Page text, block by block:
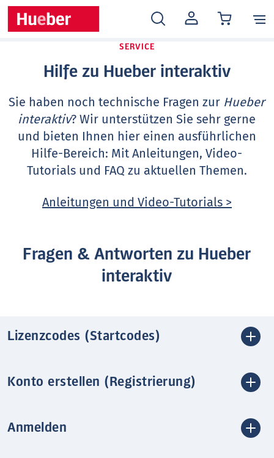
MEIN
KONTO
SERVICE
Hilfe zu Hueber interaktiv
Sie haben noch technische Fragen zur Hueber
interaktiv? Wir unterstützen Sie sehr gerne
und bieten Ihnen hier einen ausführlichen
Hilfe-Bereich: Mit Anleitungen, Video-
Tutorials und FAQ zu aktuellen Themen.
Anleitungen und Video-Tutorials >
Fragen & Antworten zu Hueber
interaktiv
Lizenzcodes (Startcodes)
Konto erstellen (Registrierung)
Anmelden